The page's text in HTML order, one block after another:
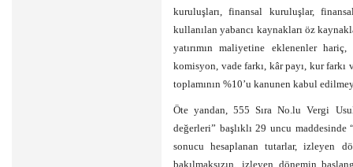
kuruluşları, finansal kuruluşlar,
kullanılan yabancı kaynakları öz
yatırımın maliyetine eklenenler
komisyon, vade farkı, kâr payı, kur
toplamının %10’u kanunen kabul
Öte yandan, 555 Sıra No.lu Vergi
değerleri” başlıklı 29 uncu
sonucu hesaplanan tutarlar, izleyen
bakılmaksızın, izleyen dönemin